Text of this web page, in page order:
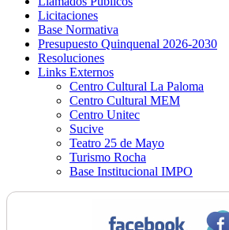
Licitaciones
Base Normativa
Presupuesto Quinquenal 2026-2030
Resoluciones
Links Externos
Centro Cultural La Paloma
Centro Cultural MEM
Centro Unitec
Sucive
Teatro 25 de Mayo
Turismo Rocha
Base Institucional IMPO